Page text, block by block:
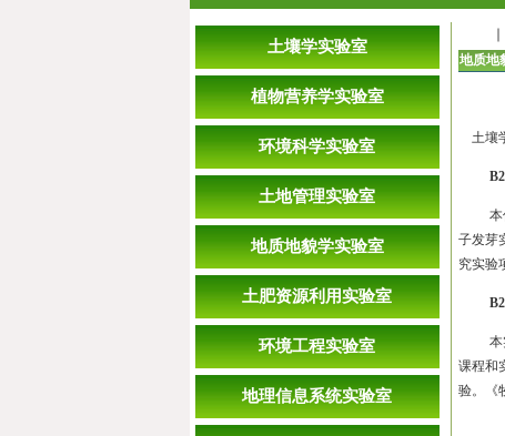
土壤学实验室
植物营养学实验室
环境科学实验室
土地管理实验室
地质地貌学实验室
土肥资源利用实验室
环境工程实验室
地理信息系统实验室
地质地
土壤
子发芽
究实验
课程和
验。《